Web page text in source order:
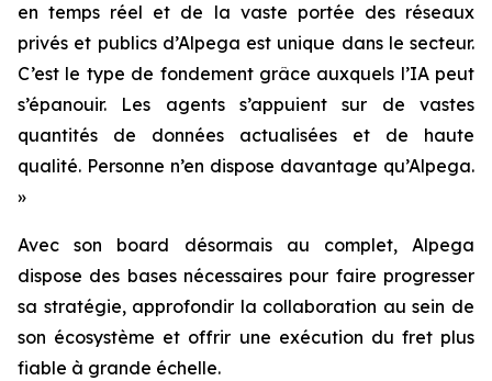
en temps réel et de la vaste portée des réseaux
privés et publics d’Alpega est unique dans le secteur.
C’est le type de fondement grâce auxquels l’IA peut
s’épanouir. Les agents s’appuient sur de vastes
quantités de données actualisées et de haute
qualité. Personne n’en dispose davantage qu’Alpega.
»
Avec son board désormais au complet, Alpega
dispose des bases nécessaires pour faire progresser
sa stratégie, approfondir la collaboration au sein de
son écosystème et offrir une exécution du fret plus
fiable à grande échelle.